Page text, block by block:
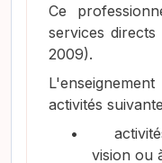
Ce
services
2009).
activités
•
vision ou